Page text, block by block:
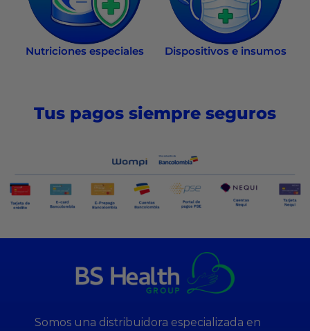
Nutriciones especiales Dispositivos e insumos
Tus pagos siempre seguros
Somos una distribuidora especializada en